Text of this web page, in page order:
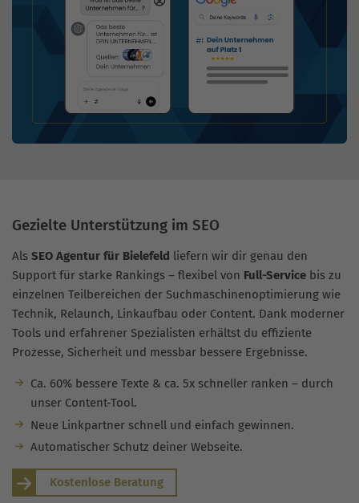
Gezielte Unterstützung im SEO
Als SEO Agentur für Bielefeld liefern wir dir genau den
Support für starke Rankings – flexibel von Full-Service bis zu
einzelnen Teilbereichen der Suchmaschinenoptimierung wie
Technik, Relaunch, Linkaufbau oder Content. Dank moderner
Tools und erfahrener Spezialisten erhältst du effiziente
Prozesse, Sicherheit und messbar bessere Ergebnisse.
Ca. 60% bessere Texte & ca. 5x schneller ranken – durch
unser Content-Tool.
Neue Linkpartner schnell und einfach gewinnen.
Automatischer Schutz deiner Webseite.
Kostenlose Beratung